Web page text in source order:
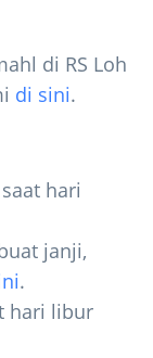
di RS Loh
di sini.
hari
janji,
.
hari libur